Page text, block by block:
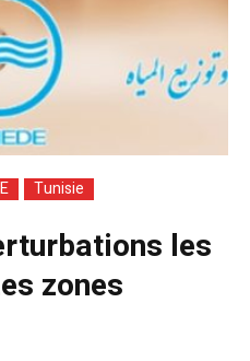
Tunisie
les
zones